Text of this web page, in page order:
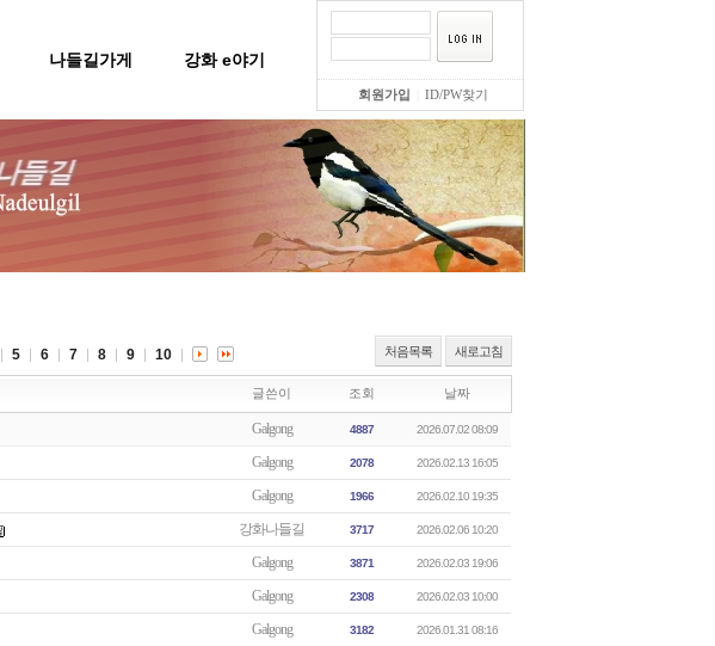
나들길가게 강화 e야기
회원가입 ID/PW찾기
처음목록 새로고침
5 6 7 8 9 10
글쓴이 조회 날짜
Galgong 4887 2026.07.02 08:09
Galgong 2078 2026.02.13 16:05
Galgong 1966 2026.02.10 19:35
강화나들길 3717 2026.02.06 10:20
Galgong 3871 2026.02.03 19:06
Galgong 2308 2026.02.03 10:00
Galgong 3182 2026.01.31 08:16